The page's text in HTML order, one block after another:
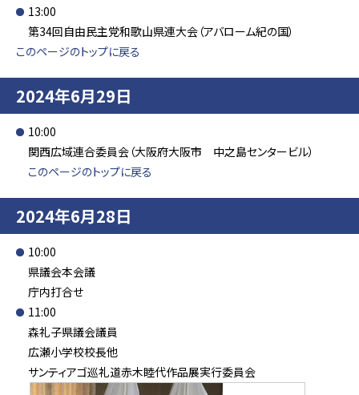
13:00
第34回自由民主党和歌山県連大会（アバローム紀の国）
このページのトップに戻る
2024年6月29日
10:00
関西広域連合委員会（大阪府大阪市 中之島センタービル）
このページのトップに戻る
2024年6月28日
10:00
県議会本会議
庁内打合せ
11:00
森礼子県議会議員
広瀬小学校校長他
サンティアゴ巡礼道赤木睦代作品展実行委員会